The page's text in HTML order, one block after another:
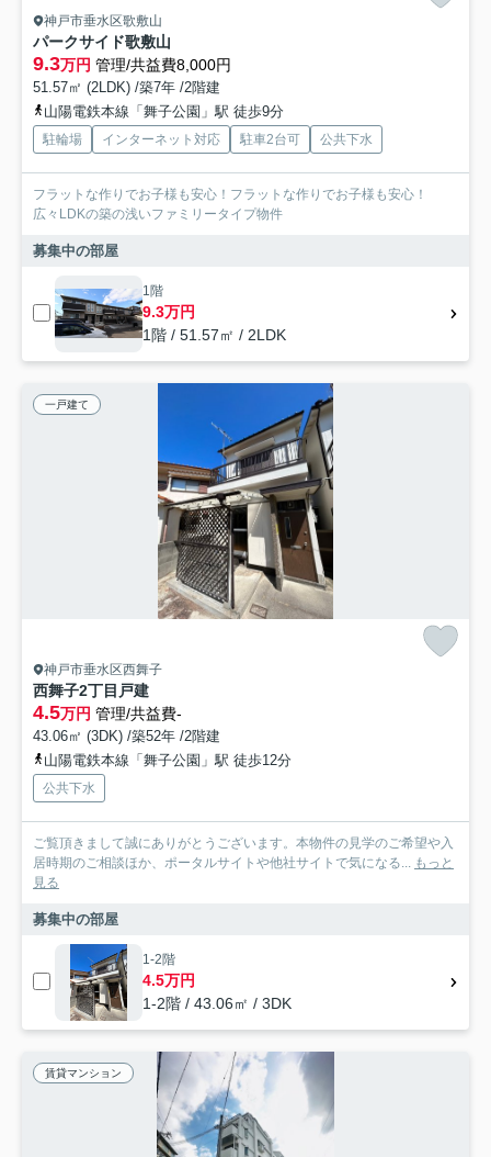
神戸市垂水区歌敷山
パークサイド歌敷山
9.3万円 管理/共益費8,000円
51.57㎡ (2LDK) /築7年 /2階建
山陽電鉄本線「舞子公園」駅 徒歩9分
駐輪場 インターネット対応 駐車2台可 公共下水
フラットな作りでお子様も安心！フラットな作りでお子様も安心！
広々LDKの築の浅いファミリータイプ物件
募集中の部屋
1階
9.3万円
1階 / 51.57㎡ / 2LDK
一戸建て
神戸市垂水区西舞子
西舞子2丁目戸建
4.5万円 管理/共益費-
43.06㎡ (3DK) /築52年 /2階建
山陽電鉄本線「舞子公園」駅 徒歩12分
公共下水
ご覧頂きまして誠にありがとうございます。本物件の見学のご希望や入
居時期のご相談ほか、ポータルサイトや他社サイトで気になる...
もっと
見る
募集中の部屋
1-2階
4.5万円
1-2階 / 43.06㎡ / 3DK
賃貸マンション